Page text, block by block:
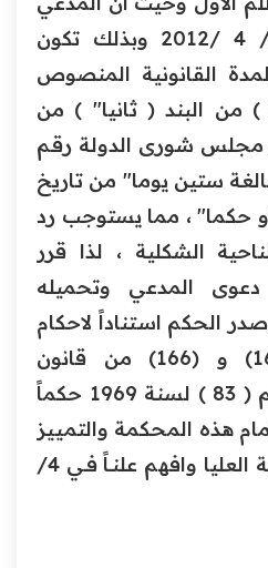
اقام دعواه بتاريخ 2/ 4 /2012 وبذلك تكون
القانونية المنصوص
من البند ( ثانيا" ) من
قانون مجلس شورى الدولة رقـم
1979 والبالغة ستين يوما" من تاريخ
حكما" ، مما يستوجب رد
الشكلية ، لذا قرر
دعوى المدعي وتحميله
الحكم استناداً لاحكام
المواد (156) و (161) و (166) من قانون
المرافعات المدنية رقم ( 83 ) لسنة 1969 حكماً
هذه المحكمة والتمييز
امام المحكمة الاتحاديـة العليا وافهم علنــاً فــي 4/